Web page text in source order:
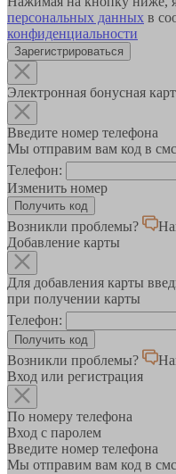
персональных данных в
конфиденциальности
Зарегистрироваться
Электронная бонусная
Введите номер телефона
Мы отправим вам код в
Телефон:
Изменить номер
Возникли проблемы?
Добавление карты
Для добавления карты
при получении карты
Телефон:
Возникли проблемы?
Вход или регистрация
По номеру телефона
Вход с паролем
Введите номер телефона
Мы отправим вам код в